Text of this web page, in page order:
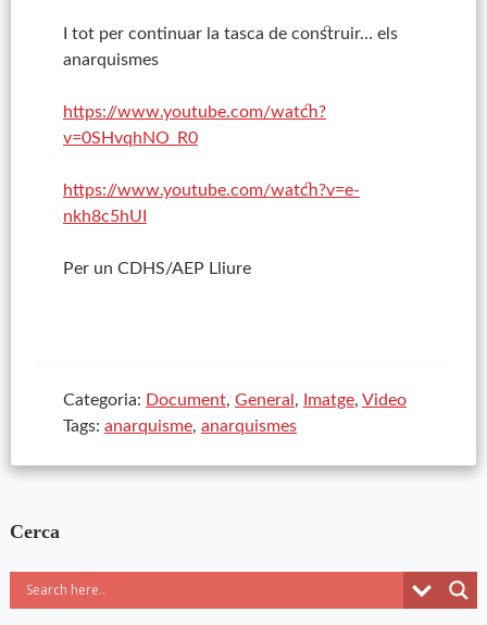
I tot per continuar la tasca de construir… els
anarquismes
https://www.youtube.com/watch?
v=0SHvqhNO_R0
https://www.youtube.com/watch?v=e-
nkh8c5hUI
Per un CDHS/AEP Lliure
Categoria: Document, General , Imatge, Video
Tags: anarquisme, anarquismes
Cerca